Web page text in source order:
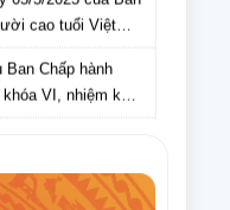
cao tuổi Việt
tỉnh, thành phố lấy
thành phố đối
Người cao tuổi
VI, nhiệm kỳ
16/9/2025 của Ban